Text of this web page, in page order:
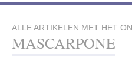
ALLE ARTIKELEN MET HET
MASCARPONE